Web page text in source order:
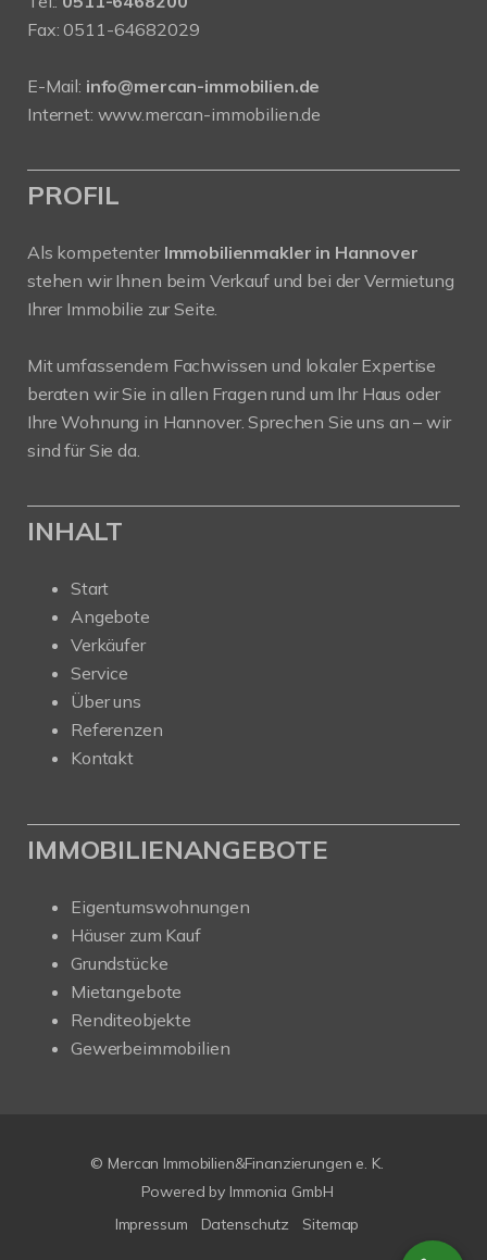
Fax: 0511-64682029
E-Mail: info@mercan-immobilien.de
Internet: www.mercan-immobilien.de
PROFIL
Als kompetenter Immobilienmakler in Hannover
stehen wir Ihnen beim Verkauf und bei der Vermietung
Ihrer Immobilie zur Seite.
Mit umfassendem Fachwissen und lokaler Expertise
beraten wir Sie in allen Fragen rund um Ihr Haus oder
Ihre Wohnung in Hannover. Sprechen Sie uns an – wir
sind für Sie da.
INHALT
Start
Angebote
Verkäufer
Service
Über uns
Referenzen
Kontakt
IMMOBILIENANGEBOTE
Eigentumswohnungen
Häuser zum Kauf
Grundstücke
Mietangebote
Renditeobjekte
Gewerbeimmobilien
© Mercan Immobilien&Finanzierungen e. K.
Powered by Immonia GmbH
Impressum
Datenschutz Sitemap